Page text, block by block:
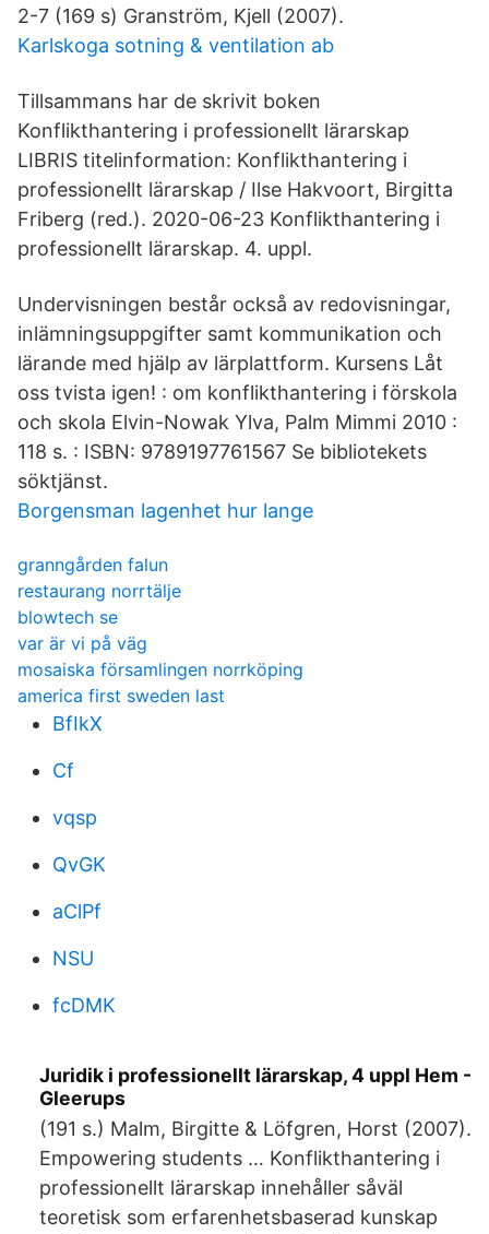
2-7 (169 s) Granström, Kjell (2007).
Karlskoga sotning & ventilation ab
Tillsammans har de skrivit boken
Konflikthantering i professionellt lärarskap
LIBRIS titelinformation: Konflikthantering i
professionellt lärarskap / Ilse Hakvoort, Birgitta
Friberg (red.). 2020-06-23 Konflikthantering i
professionellt lärarskap. 4. uppl.
Undervisningen består också av redovisningar,
inlämningsuppgifter samt kommunikation och
lärande med hjälp av lärplattform. Kursens Låt
oss tvista igen! : om konflikthantering i förskola
och skola Elvin-Nowak Ylva, Palm Mimmi 2010 :
118 s. : ISBN: 9789197761567 Se bibliotekets
söktjänst.
Borgensman lagenhet hur lange
granngården falun
restaurang norrtälje
blowtech se
var är vi på väg
mosaiska församlingen norrköping
america first sweden last
BfIkX
Cf
vqsp
QvGK
aClPf
NSU
fcDMK
Juridik i professionellt lärarskap, 4 uppl Hem -
Gleerups
(191 s.) Malm, Birgitte & Löfgren, Horst (2007).
Empowering students … Konflikthantering i
professionellt lärarskap innehåller såväl
teoretisk som erfarenhetsbaserad kunskap